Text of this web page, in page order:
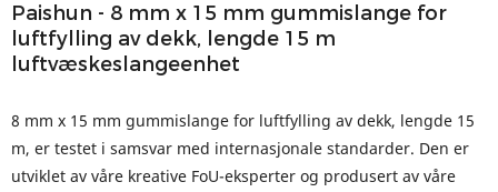
Paishun - 8 mm x 15 mm gummislange for
luftfylling av dekk, lengde 15 m
luftvæskeslangeenhet
8 mm x 15 mm gummislange for luftfylling av dekk, lengde 15
m, er testet i samsvar med internasjonale standarder. Den er
utviklet av våre kreative FoU-eksperter og produsert av våre